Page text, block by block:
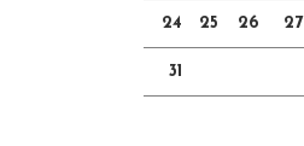
24 25 26 27
31